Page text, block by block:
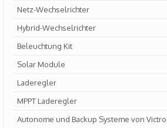
Netz-Wechselrichter
Hybrid-Wechselrichter
Beleuchtung Kit
Solar Module
Laderegler
MPPT Laderegler
Autonome und Backup Systeme von